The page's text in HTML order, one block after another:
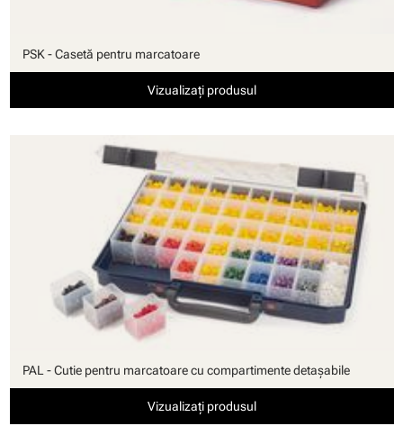
PSK - Casetă pentru marcatoare
Vizualizați produsul
PAL - Cutie pentru marcatoare cu compartimente detaşabile
Vizualizați produsul